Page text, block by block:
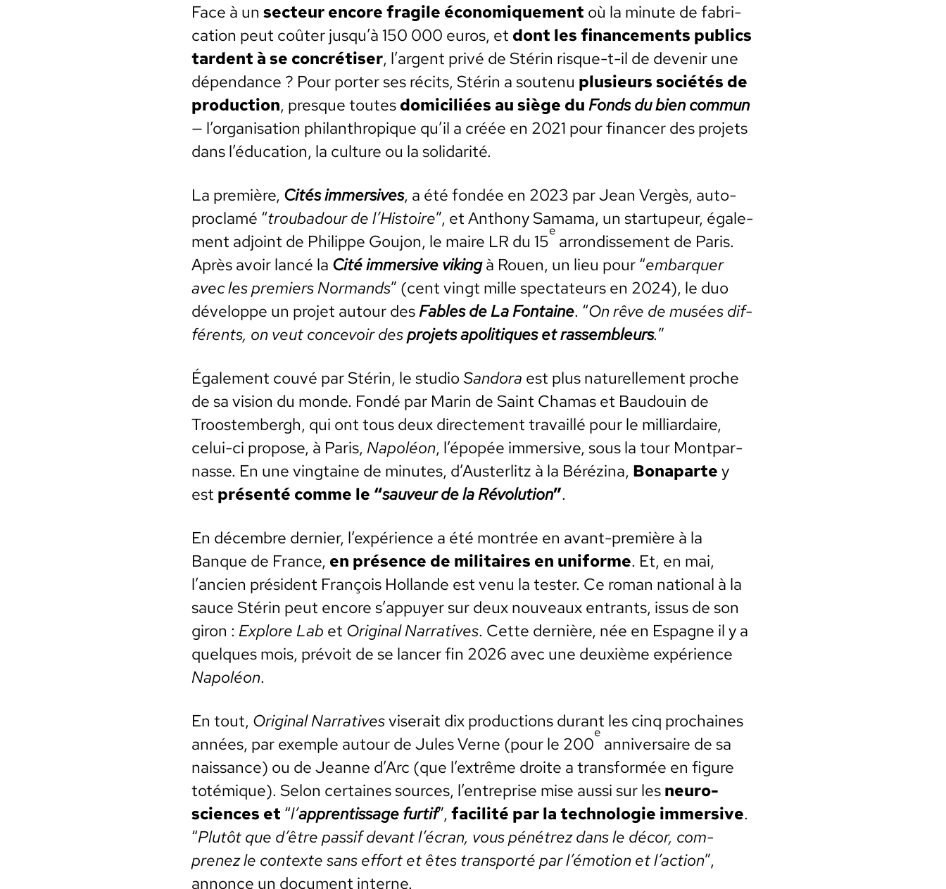
Face à un secteur encore frag­ile économique­ment où la minute de fab­ri­
ca­tion peut coûter jusqu’à 150 000 euros, et dont les finance­ments publics
tar­dent à se con­cré­tis­er, l’argent privé de Stérin risque-t-il de devenir une
dépen­dance ? Pour porter ses réc­its, Stérin a soutenu plusieurs sociétés de
pro­duc­tion, presque toutesdomi­cil­iées au siège duFonds du bien com­mun
— l’organisation phil­an­thropique qu’il a créée en 2021 pour financer des pro­jets
dans l’éducation, la cul­ture ou la sol­i­dar­ité.
La pre­mière, Cités immer­sives, a été fondée en 2023 par Jean Vergès, auto­
proclamé “trou­ba­dour de l’Histoire”, et Antho­ny Sama­ma, un star­tu­peur, égale­
ment adjoint de Philippe Gou­jon, le maire LR du 15
e
arrondisse­ment de Paris.
Après avoir lancé la Cité immer­sive vikingà Rouen, un lieu pour “embar­quer
avec les pre­miers Nor­mands” (cent vingt mille spec­ta­teurs en 2024), le duo
développe un pro­jet autour desFables de La Fontaine. “On rêve de musées dif­
férents, on veut con­cevoir despro­jets apoli­tiques et rassem­bleurs.”
Égale­ment cou­vé par Stérin, le stu­dioSan­do­ra est plus naturelle­ment proche
de sa vision du monde. Fondé par Marin de Saint Chamas et Bau­douin de
Troost­em­bergh, qui ont tous deux directe­ment tra­vail­lé pour le mil­liar­daire,
celui-ci pro­pose, à Paris,Napoléon, l’épopée immer­sive, sous la tour Mont­par­
nasse. En une ving­taine de min­utes, d’Austerlitz à la Béréz­i­na, Bona­partey
est présen­té comme le “sauveur de la Révo­lu­tion”.
En décem­bre dernier, l’expérience a été mon­trée en avant-pre­mière à la
Banque de France, en présence de mil­i­taires en uni­forme. Et, en mai,
l’ancien prési­dent François Hol­lande est venu la tester. Ce roman nation­al à la
sauce Stérin peut encore s’appuyer sur deux nou­veaux entrants, issus de son
giron : Explore Lab et Orig­i­nal Nar­ra­tives. Cette dernière, née en Espagne il y a
quelques mois, prévoit de se lancer fin 2026 avec une deux­ième expéri­ence
Napoléon.
En tout, Orig­i­nal Nar­ra­tivesvis­erait dix pro­duc­tions durant les cinq prochaines
années, par exem­ple autour de Jules Verne (pour le 200
e
anniver­saire de sa
nais­sance) ou de Jeanne d’Arc (que l’extrême droite a trans­for­mée en fig­ure
totémique). Selon cer­taines sources, l’entreprise mise aus­si sur lesneu­ro­
sciences et “l’appren­tis­sage fur­tif”,facil­ité par la tech­nolo­gie immer­sive.
“Plutôt que d’être pas­sif devant l’écran, vous pénétrez dans le décor, com­
prenez le con­texte sans effort et êtes trans­porté par l’émotion et l’action”,
annonce un doc­u­ment interne.